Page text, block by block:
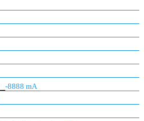
-8888 mA